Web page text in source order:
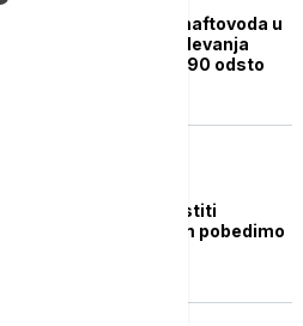
Sumnja na sabotažu naftovoda u
Italiji: Prekidom snabdevanja
Austrija bi ostala bez 90 odsto
Orban: Ukrajina će pustiti
naftovod "Družba" čim pobedimo